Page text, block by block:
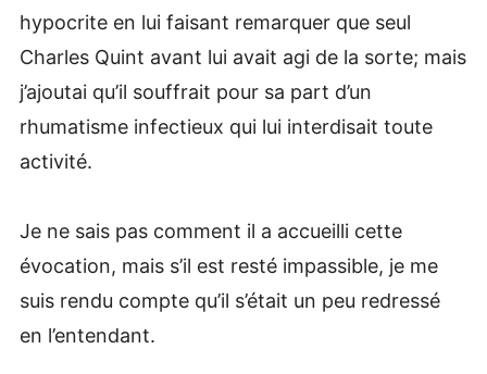
hypocrite en lui faisant remarquer que seul
Charles Quint avant lui avait agi de la sorte; mais
j’ajoutai qu’il souffrait pour sa part d’un
rhumatisme infectieux qui lui interdisait toute
activité.
Je ne sais pas comment il a accueilli cette
évocation, mais s’il est resté impassible, je me
suis rendu compte qu’il s’était un peu redressé
en l’entendant.